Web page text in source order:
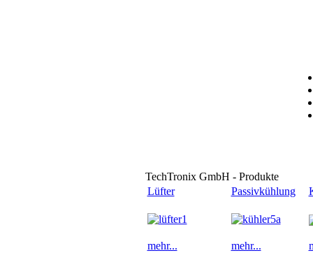
TechTronix GmbH - Produkte
Lüfter
mehr...
Passivkühlung
mehr...